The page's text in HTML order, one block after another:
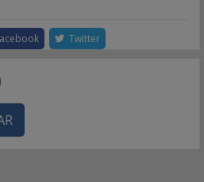
Twitter